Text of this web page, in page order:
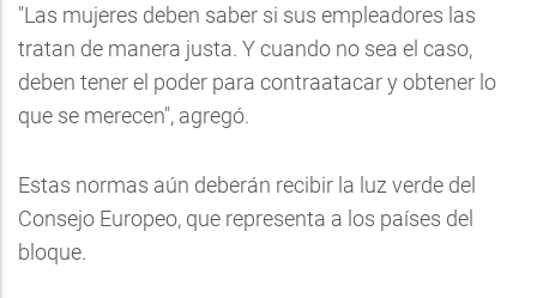
"Las mujeres deben saber si sus empleadores las
tratan de manera justa. Y cuando no sea el caso,
deben tener el poder para contraatacar y obtener lo
que se merecen", agregó.
Estas normas aún deberán recibir la luz verde del
Consejo Europeo, que representa a los países del
bloque.